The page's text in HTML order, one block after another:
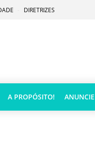
DIRETRIZES
A PROPÓSITO! ANUNCIE